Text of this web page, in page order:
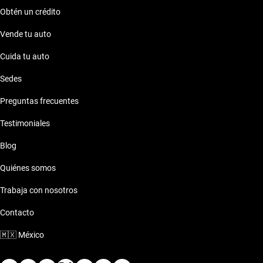
Obtén un crédito
Vende tu auto
Cuida tu auto
Sedes
Preguntas frecuentes
Testimoniales
Blog
Quiénes somos
Trabaja con nosotros
Contacto
🇲🇽 México